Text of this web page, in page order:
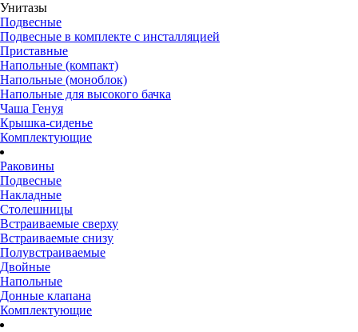
Унитазы
Подвесные
Подвесные в комплекте с инсталляцией
Приставные
Напольные (компакт)
Напольные (моноблок)
Напольные для высокого бачка
Чаша Генуя
Крышка-сиденье
Комплектующие
Раковины
Подвесные
Накладные
Столешницы
Встраиваемые сверху
Встраиваемые снизу
Полувстраиваемые
Двойные
Напольные
Донные клапана
Комплектующие